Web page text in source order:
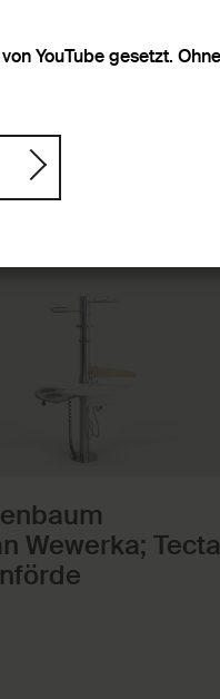
Wewerka;
YouTube gesetzt.